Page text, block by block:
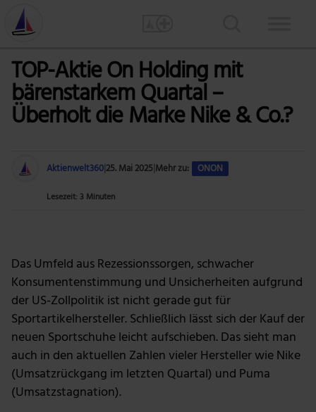
TOP-Aktie On Holding mit
bärenstarkem Quartal –
Überholt die Marke Nike & Co.?
Aktienwelt36025. Mai 2025Mehr zu: ONON
Lesezeit: 3 Minuten
Das Umfeld aus Rezessionssorgen, schwacher
Konsumentenstimmung und Unsicherheiten aufgrund
der US-Zollpolitik ist nicht gerade gut für
Sportartikelhersteller. Schließlich lässt sich der Kauf der
neuen Sportschuhe leicht aufschieben. Das sieht man
auch in den aktuellen Zahlen vieler Hersteller wie Nike
(Umsatzrückgang im letzten Quartal) und Puma
(Umsatzstagnation).